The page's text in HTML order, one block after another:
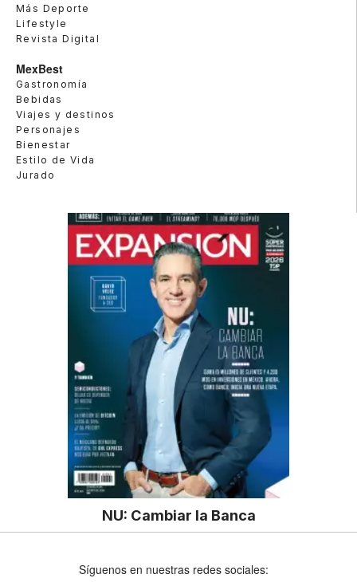
Más Deporte
Lifestyle
Revista Digital
MexBest
Gastronomía
Bebidas
Viajes y destinos
Personajes
Bienestar
Estilo de Vida
Jurado
NU: Cambiar la Banca
Síguenos en nuestras redes sociales: